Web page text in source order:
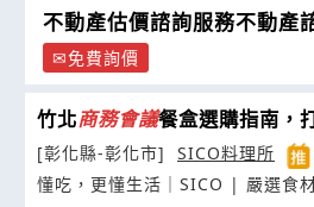
不動產估價諮詢服務不動產
免費詢價
竹北商務會議餐盒選購指南，
[彰化縣-彰化市]
SICO料理所
懂吃，更懂生活｜SICO | 嚴選食